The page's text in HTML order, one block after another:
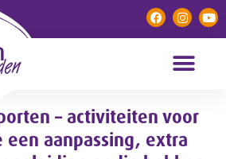
– activiteiten voor
een aanpassing, extra